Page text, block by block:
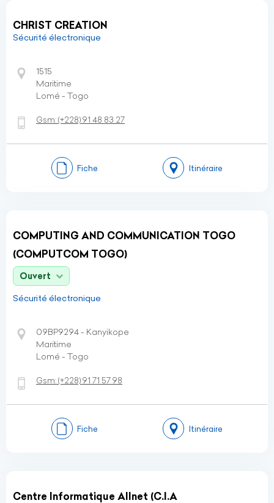
CHRIST CREATION
Sécurité électronique
1515
Maritime
Lomé - Togo
Gsm:(+228)91 48 83 27
Fiche Itinéraire
COMPUTING AND COMMUNICATION TOGO
(COMPUTCOM TOGO)
Ouvert
Sécurité électronique
09BP9294 - Kanyikope
Maritime
Lomé - Togo
Gsm:(+228)91 71 57 98
Fiche Itinéraire
Centre Informatique Allnet (C.I.A